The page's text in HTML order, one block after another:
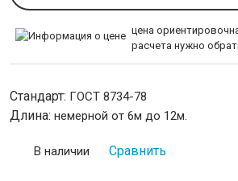
ПРОВОЛОКА
цена
расчета нужно
Стандарт: ГОСТ 8734-78
Длина: немерной от 6м до 12м.
В наличии Сравнить